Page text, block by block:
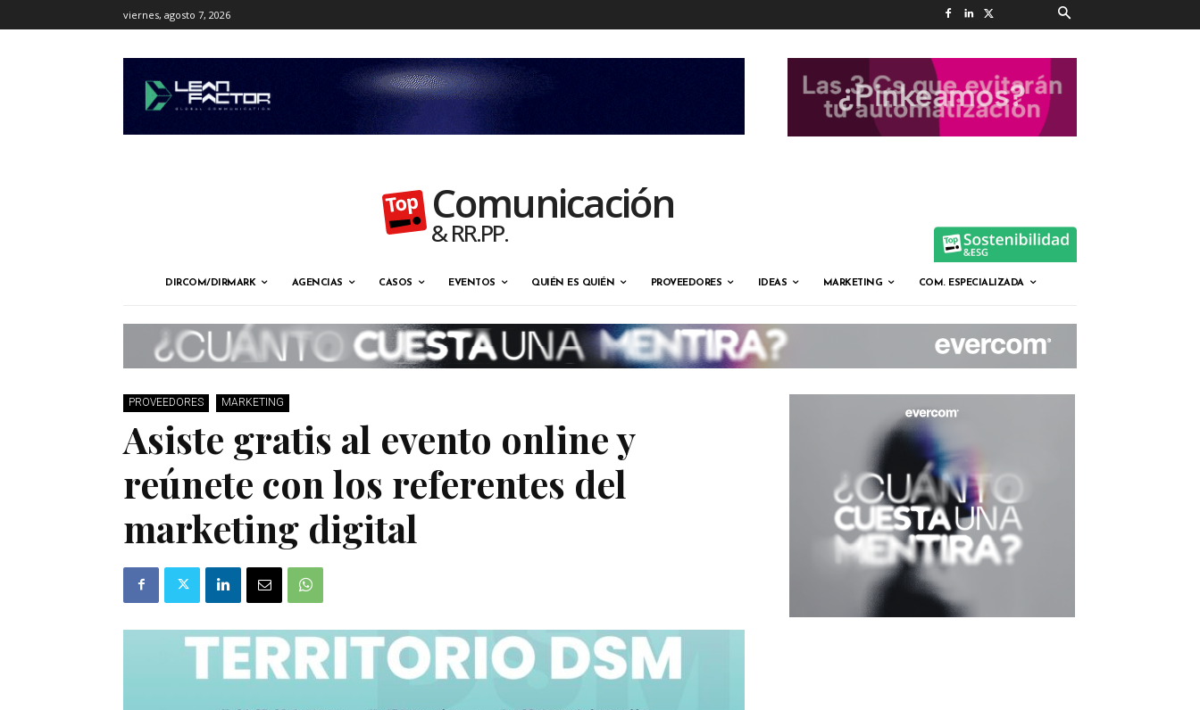
viernes, agosto 7, 2026
Comunicación
& RR.PP.
DIRCOM/DIRMARK AGENCIAS CASOS EVENTOS QUIÉN ES QUIÉN PROVEEDORES IDEAS MARKETING COM. ESPECIALIZADA
PROVEEDORES MARKETING
Asiste gratis al evento online y
reúnete con los referentes del
marketing digital